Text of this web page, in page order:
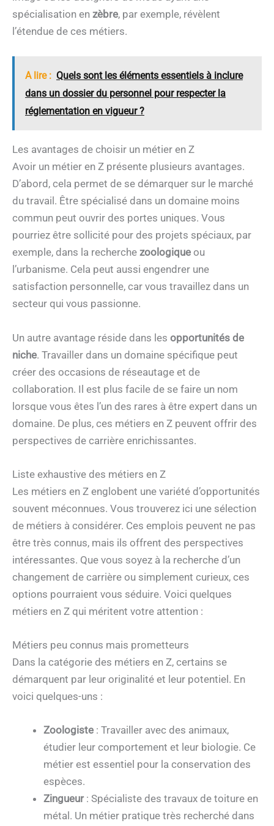
spécialisation en zèbre, par exemple, révèlent
l’étendue de ces métiers.
A lire : Quels sont les éléments essentiels à inclure
dans un dossier du personnel pour respecter la
réglementation en vigueur ?
Les avantages de choisir un métier en Z
Avoir un métier en Z présente plusieurs avantages.
D’abord, cela permet de se démarquer sur le marché
du travail. Être spécialisé dans un domaine moins
commun peut ouvrir des portes uniques. Vous
pourriez être sollicité pour des projets spéciaux, par
exemple, dans la recherche zoologique ou
l’urbanisme. Cela peut aussi engendrer une
satisfaction personnelle, car vous travaillez dans un
secteur qui vous passionne.
Un autre avantage réside dans les opportunités de
niche. Travailler dans un domaine spécifique peut
créer des occasions de réseautage et de
collaboration. Il est plus facile de se faire un nom
lorsque vous êtes l’un des rares à être expert dans un
domaine. De plus, ces métiers en Z peuvent offrir des
perspectives de carrière enrichissantes.
Liste exhaustive des métiers en Z
Les métiers en Z englobent une variété d’opportunités
souvent méconnues. Vous trouverez ici une sélection
de métiers à considérer. Ces emplois peuvent ne pas
être très connus, mais ils offrent des perspectives
intéressantes. Que vous soyez à la recherche d’un
changement de carrière ou simplement curieux, ces
options pourraient vous séduire. Voici quelques
métiers en Z qui méritent votre attention :
Métiers peu connus mais prometteurs
Dans la catégorie des métiers en Z, certains se
démarquent par leur originalité et leur potentiel. En
voici quelques-uns :
Zoologiste : Travailler avec des animaux,
étudier leur comportement et leur biologie. Ce
métier est essentiel pour la conservation des
espèces.
Zingueur: Spécialiste des travaux de toiture en
métal. Un métier pratique très recherché dans